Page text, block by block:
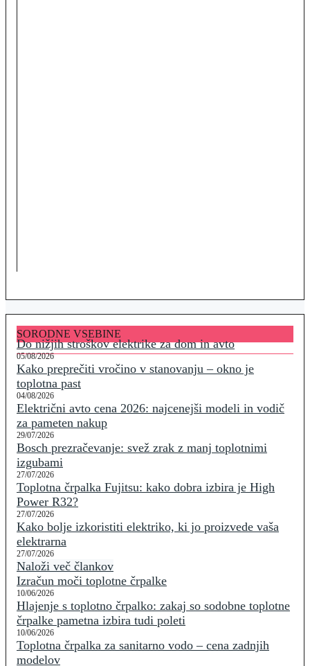
SORODNE VSEBINE
Do nižjih stroškov elektrike za dom in avto
05/08/2026
Kako preprečiti vročino v stanovanju – okno je
toplotna past
04/08/2026
Električni avto cena 2026: najcenejši modeli in vodič
za pameten nakup
29/07/2026
Bosch prezračevanje: svež zrak z manj toplotnimi
izgubami
27/07/2026
Toplotna črpalka Fujitsu: kako dobra izbira je High
Power R32?
27/07/2026
Kako bolje izkoristiti elektriko, ki jo proizvede vaša
elektrarna
27/07/2026
Naloži več člankov
Izračun moči toplotne črpalke
10/06/2026
Hlajenje s toplotno črpalko: zakaj so sodobne toplotne
črpalke pametna izbira tudi poleti
10/06/2026
Toplotna črpalka za sanitarno vodo – cena zadnjih
modelov